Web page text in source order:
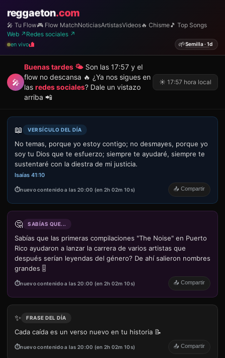
reggaeton.com
🎤 Tu Flow🎮 Flow MatchNoticiasArtistasVideos🔥 Chisme🎵 Top Songs
Web ↗ Redes sociales ↗
en vivo 🌱Semilla · 1d
🎤
Buenas tardes 🌤️ Son las 17:57 y el
flow no descansa 🔥 ¿Ya nos sigues en
las redes sociales? Dale un vistazo
arriba 📲
☀️ 17:57 hora local
📖 VERSÍCULO DEL DÍA
No temas, porque yo estoy contigo; no desmayes, porque yo
soy tu Dios que te esfuerzo; siempre te ayudaré, siempre te
sustentaré con la diestra de mi justicia.
Isaías 41:10
nuevo contenido a las 20:00 (en 2h 02m 10s) 📤 Compartir
🤔 SABÍAS QUE...
Sabías que las primeras compilaciones "The Noise" en Puerto
Rico ayudaron a lanzar la carrera de varios artistas que
después serían leyendas del género? De ahí salieron nombres
grandes 🎚️
nuevo contenido a las 20:00 (en 2h 02m 10s) 📤 Compartir
✨ FRASE DEL DÍA
Cada caída es un verso nuevo en tu historia 📝
nuevo contenido a las 20:00 (en 2h 02m 10s) 📤 Compartir